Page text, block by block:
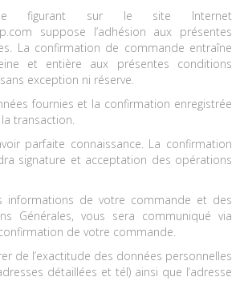
figurant sur le site Internet
suppose l’adhésion aux présentes
La confirmation de commande entraîne
et entière aux présentes conditions
exception ni réserve.
fournies et la confirmation enregistrée
transaction.
parfaite connaissance. La confirmation
signature et acceptation des opérations
informations de votre commande et des
Générales, vous sera communiqué via
de votre commande.
de l’exactitude des données personnelles
détaillées et tél) ainsi que l’adresse